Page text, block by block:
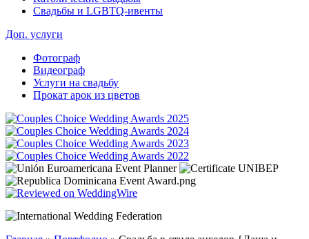
Свадьбы и LGBTQ-ивенты
Доп. услуги
Фотограф
Видеограф
Услуги на свадьбу
Прокат арок из цветов